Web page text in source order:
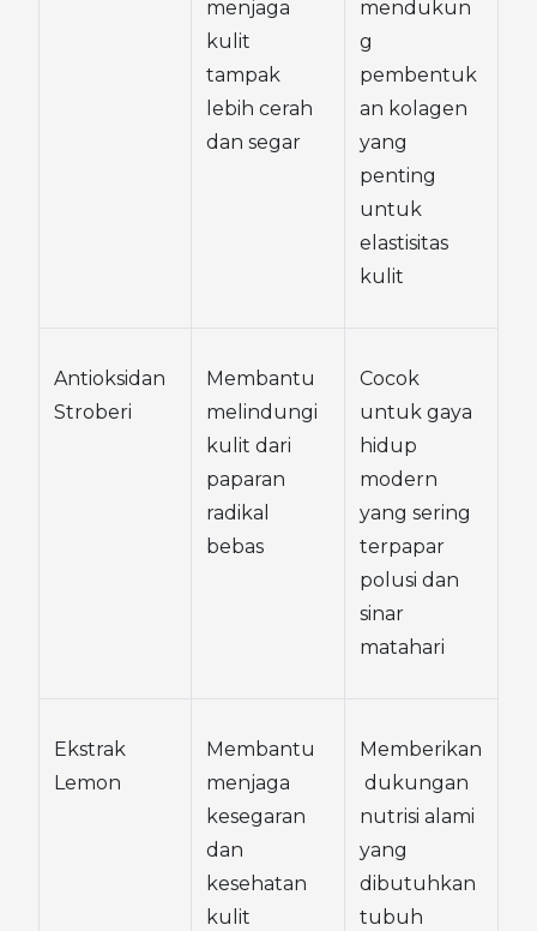
menjaga
kulit
tampak
lebih cerah
dan segar
mendukun
g
pembentuk
an kolagen
yang
penting
untuk
elastisitas
kulit
Antioksidan
Stroberi
Membantu
melindungi
kulit dari
paparan
radikal
bebas
Cocok
untuk gaya
hidup
modern
yang sering
terpapar
polusi dan
sinar
matahari
Ekstrak
Lemon
Membantu
menjaga
kesegaran
dan
kesehatan
kulit
Memberikan
dukungan
nutrisi alami
yang
dibutuhkan
tubuh